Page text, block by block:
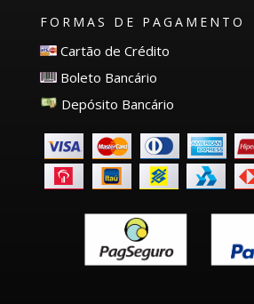
FORMAS DE PAGAMENTO
Cartão de Crédito
Boleto Bancário
Depósito Bancário